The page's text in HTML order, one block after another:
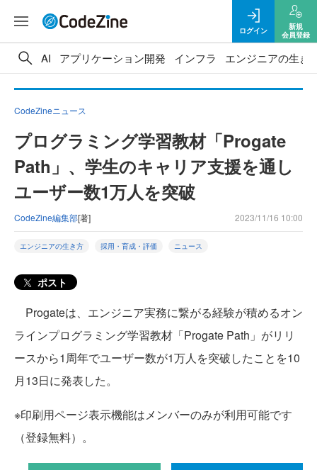
ログイン
新規
会員登録
AI アプリケーション開発 インフラ エンジニアの生き
CodeZineニュース
プログラミング学習教材「Progate
Path」、学生のキャリア支援を通し
ユーザー数1万人を突破
CodeZine編集部[著] 2023/11/16 10:00
エンジニアの生き方 採用・育成・評価 ニュース
ポスト
Progateは、エンジニア実務に繋がる経験が積めるオン
ラインプログラミング学習教材「Progate Path」がリリ
ースから1周年でユーザー数が1万人を突破したことを10
月13日に発表した。
※印刷用ページ表示機能はメンバーのみが利用可能です
（登録無料）。